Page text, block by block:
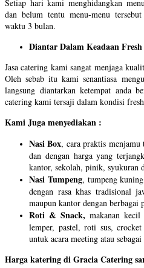
Setiap hari kami menghidangkan
dan belum tentu menu-menu
waktu 3 bulan.
Diantar Dalam Keadaan Fresh
Jasa catering kami sangat menjaga
Oleh sebab itu kami senantiasa
langsung diantarkan ketempat anda
catering kami tersaji dalam kondisi
Kami Juga menyediakan :
Nasi Box, cara praktis menjamu
dan dengan harga yang
kantor, sekolah, pinik, syukuran
Nasi Tumpeng, tumpeng
dengan rasa khas tradisional
maupun kantor dengan berbagai
Roti & Snack, makanan
lemper, pastel, roti sus,
untuk acara meeting atau
Harga katering di Gracia Catering